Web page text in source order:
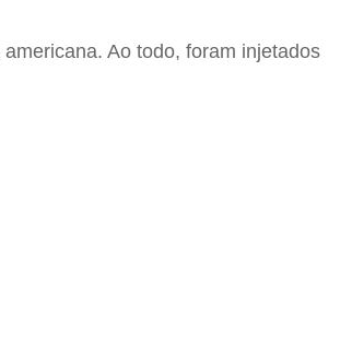
Ao todo, foram injetados